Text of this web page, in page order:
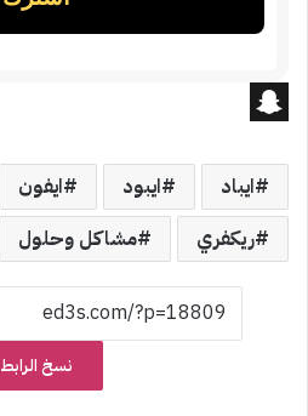
a
p
ايباد ايبود ايفون
ريكفري
مشاكل وحلول
نسخ الرابط